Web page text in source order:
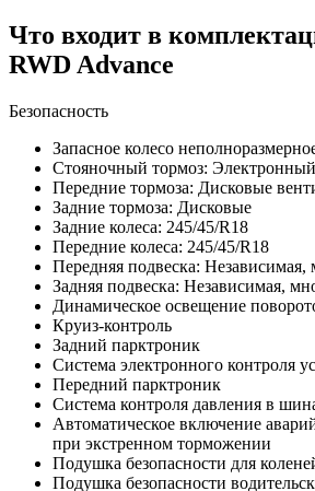
Что входит в
RWD Advance
Безопасность
Запасное колесо
Стояночный тормоз: Электронный
Передние тормоза: Дисковые
Задние тормоза: Дисковые
Задние колеса: 245/45/R18
Передние колеса: 245/45/R18
Передняя подвеска:
Задняя подвеска: Независимая,
Динамическое освещение
Круиз-контроль
Задний парктроник
Система электронного контроля
Передний парктроник
Система контроля давления в
Автоматическое включение
при экстренном торможении
Подушка безопасности для
Подушка безопасности